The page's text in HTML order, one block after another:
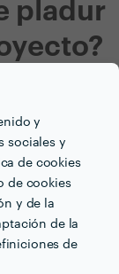
y
sociales y
de cookies
de cookies
y de la
de la
de
pladur
ti!